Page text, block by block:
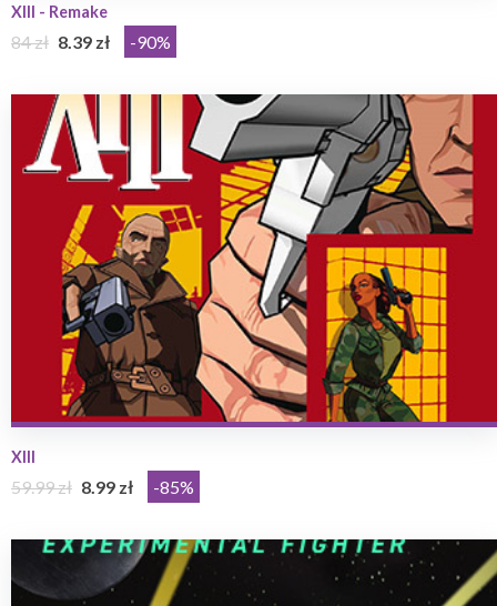
XIII - Remake
84 zł 8.39 zł -90%
XIII
59.99 zł 8.99 zł -85%